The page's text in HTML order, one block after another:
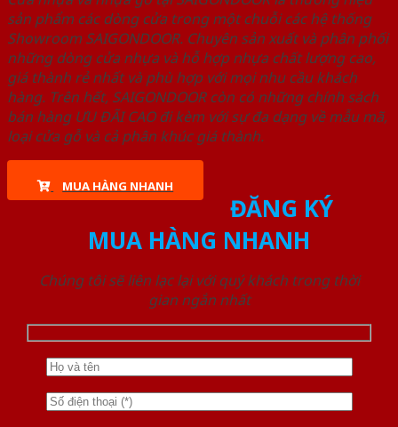
sản phẩm các dòng cửa trong một chuỗi các hệ thống
Showroom SAIGONDOOR. Chuyên sản xuất và phân phối
những dòng cửa nhựa và hỗ hợp nhựa chất lượng cao,
giá thành rẻ nhất và phù hợp với mọi nhu cầu khách
hàng. Trên hết, SAIGONDOOR còn có những chính sách
bán hàng ƯU ĐÃI CAO đi kèm với sự đa dạng về mẫu mã,
loại cửa gỗ và cả phân khúc giá thành.
MUA HÀNG NHANH
ĐĂNG KÝ
MUA HÀNG NHANH
Chúng tôi sẽ liên lạc lại với quý khách trong thời
gian ngắn nhất